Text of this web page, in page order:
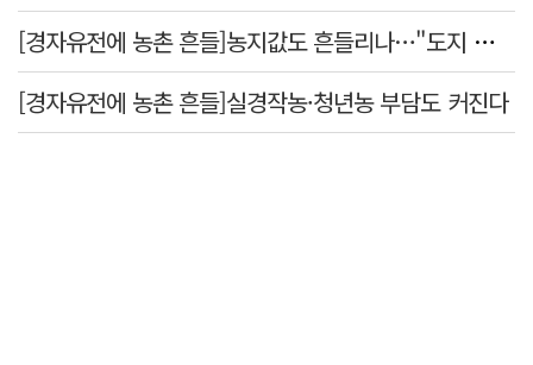
[경자유전에 농촌 흔들]농지값도 흔들리나…"도지 막히면 헐값 매물 나올 수도"
[경자유전에 농촌 흔들]실경작농·청년농 부담도 커진다